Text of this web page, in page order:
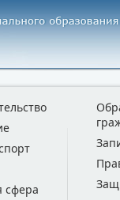
сфера